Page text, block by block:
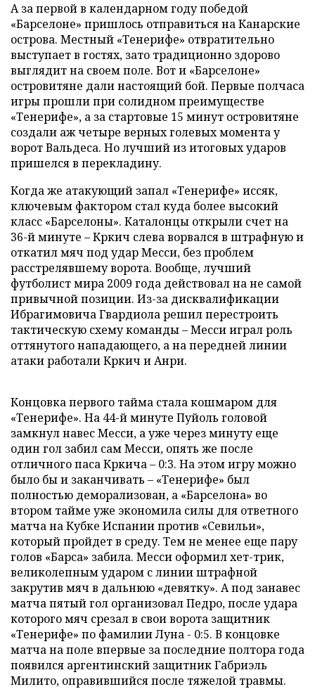
А за первой в календарном году победой
«Барселоне» пришлось отправиться на Канарские
острова. Местный «Тенерифе» отвратительно
выступает в гостях, зато традиционно здорово
выглядит на своем поле. Вот и «Барселоне»
островитяне дали настоящий бой. Первые полчаса
игры прошли при солидном преимуществе
«Тенерифе», а за стартовые 15 минут островитяне
создали аж четыре верных голевых момента у
ворот Вальдеса. Но лучший из итоговых ударов
пришелся в перекладину.
Когда же атакующий запал «Тенерифе» иссяк,
ключевым фактором стал куда более высокий
класс «Барселоны». Каталонцы открыли счет на
36-й минуте – Кркич слева ворвался в штрафную и
откатил мяч под удар Месси, без проблем
расстрелявшему ворота. Вообще, лучший
футболист мира 2009 года действовал на не самой
привычной позиции. Из-за дисквалификации
Ибрагимовича Гвардиола решил перестроить
тактическую схему команды – Месси играл роль
оттянутого нападающего, а на передней линии
атаки работали Кркич и Анри.
Концовка первого тайма стала кошмаром для
«Тенерифе». На 44-й минуте Пуйоль головой
замкнул навес Месси, а уже через минуту еще
один гол забил сам Месси, опять же после
отличного паса Кркича – 0:3. На этом игру можно
было бы и заканчивать – «Тенерифе» был
полностью деморализован, а «Барселона» во
втором тайме уже экономила силы для ответного
матча на Кубке Испании против «Севильи»,
который пройдет в среду. Тем не менее еще пару
голов «Барса» забила. Месси оформил хет-трик,
великолепным ударом с линии штрафной
закрутив мяч в дальнюю «девятку». А под занавес
матча пятый гол организовал Педро, после удара
которого мяч срезал в свои ворота защитник
«Тенерифе» по фамилии Луна - 0:5. В концовке
матча на поле впервые за последние полтора года
появился аргентинский защитник Габриэль
Милито, оправившийся после тяжелой травмы.